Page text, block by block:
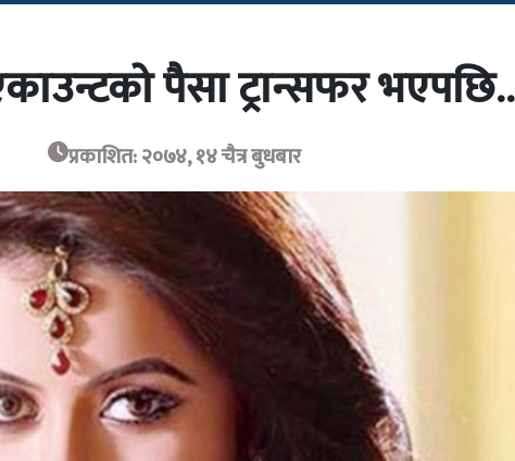
पैसा ट्रान्सफर
प्रकाशित: २०७४, १४ चैत्र बुधबार